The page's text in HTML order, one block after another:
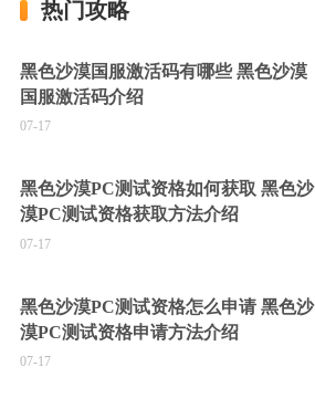
热门攻略
黑色沙漠国服激活码有哪些 黑色沙漠
国服激活码介绍
07-17
黑色沙漠PC测试资格如何获取 黑色沙
漠PC测试资格获取方法介绍
07-17
黑色沙漠PC测试资格怎么申请 黑色沙
漠PC测试资格申请方法介绍
07-17